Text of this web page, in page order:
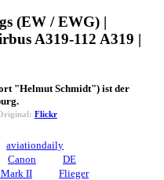
(EW / EWG) |
A319-112 A319 |
"Helmut Schmidt") ist der
Flickr
aviationdaily
Canon
DE
Mark II
Flieger